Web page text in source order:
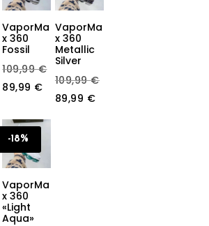
VaporMa
x 360
Fossil
109,99€Original
price
was:
109,99 €.
89,99 €Current
price
is:
VaporMa
x 360
Metallic
Silver
109,99€Original
89,99 €Current
-18%
VaporMa
x 360
«Light
Aqua»